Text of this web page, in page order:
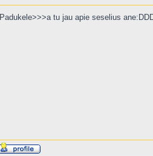
Padukele>>>a tu jau apie seselius